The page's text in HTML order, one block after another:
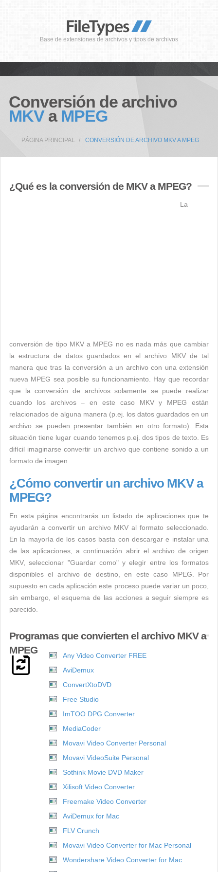
Base de extensiones de archivos y tipos de archivos
Conversión de archivo
MKVa MPEG
PÁGINA PRINCIPAL CONVERSIÓN DE ARCHIVO MKV A MPEG
¿Qué es la conversión de MKV a MPEG?
La
conversión de tipo MKV a MPEG no es nada más que cambiar
la estructura de datos guardados en el archivo MKV de tal
manera que tras la conversión a un archivo con una extensión
nueva MPEG sea posible su funcionamiento. Hay que recordar
que la conversión de archivos solamente se puede realizar
cuando los archivos – en este caso MKV y MPEG están
relacionados de alguna manera (p.ej. los datos guardados en un
archivo se pueden presentar también en otro formato). Esta
situación tiene lugar cuando tenemos p.ej. dos tipos de texto. Es
difícil imaginarse convertir un archivo que contiene sonido a un
formato de imagen.
¿Cómo convertir un archivo MKV a
MPEG?
En esta página encontrarás un listado de aplicaciones que te
ayudarán a convertir un archivo MKV al formato seleccionado.
En la mayoría de los casos basta con descargar e instalar una
de las aplicaciones, a continuación abrir el archivo de origen
MKV, seleccionar "Guardar como" y elegir entre los formatos
disponibles el archivo de destino, en este caso MPEG. Por
supuesto en cada aplicación este proceso puede variar un poco,
sin embargo, el esquema de las acciones a seguir siempre es
parecido.
Programas que convierten el archivo MKV a
MPEG
Any Video Converter FREE
AviDemux
ConvertXtoDVD
Free Studio
ImTOO DPG Converter
MediaCoder
Movavi Video Converter Personal
Movavi VideoSuite Personal
Sothink Movie DVD Maker
Xilisoft Video Converter
Freemake Video Converter
AviDemux for Mac
FLV Crunch
Movavi Video Converter for Mac Personal
Wondershare Video Converter for Mac